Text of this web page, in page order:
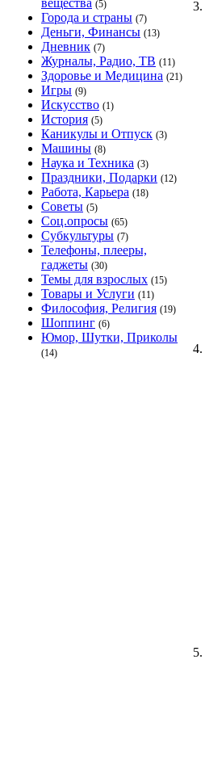
вещества (5)
Города и страны (7)
Деньги, Финансы (13)
Дневник (7)
Журналы, Радио, ТВ (11)
Здоровье и Медицина (21)
Игры (9)
Искусство (1)
История (5)
Каникулы и Отпуск (3)
Машины (8)
Наука и Техника (3)
Праздники, Подарки (12)
Работа, Карьера (18)
Советы (5)
Соц.опросы (65)
Субкультуры (7)
Телефоны, плееры,
гаджеты (30)
Темы для взрослых (15)
Товары и Услуги (11)
Философия, Религия (19)
Шоппинг (6)
Юмор, Шутки, Приколы
(14)
3.
4.
5.